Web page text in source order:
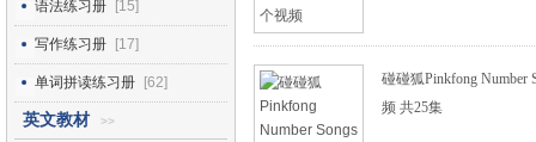
语法练习册 [15]
写作练习册 [17]
单词拼读练习册 [62]
英文教材 >>
碰碰狐Pinkfong Number
频 共25集